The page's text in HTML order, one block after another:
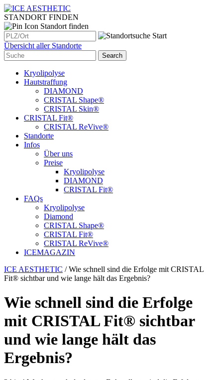
STANDORT FINDEN
Standort finden
Übersicht aller Standorte
Kryolipolyse
Hautstraffung
DIAMOND
CRISTAL Shape®
CRISTAL Skin®
CRISTAL Fit®
CRISTAL ReVive®
Standorte
Infos
Über uns
Preise
Kryolipolyse
DIAMOND
CRISTAL Fit®
FAQs
Kryolipolyse
Diamond
CRISTAL Shape®
CRISTAL Fit®
CRISTAL ReVive®
ICEMAGAZIN
ICE AESTHETIC /Wie schnell sind die Erfolge mit CRISTAL
Fit® sichtbar und wie lange hält das Ergebnis?
Wie schnell sind die Erfolge
mit CRISTAL Fit® sichtbar
und wie lange hält das
Ergebnis?